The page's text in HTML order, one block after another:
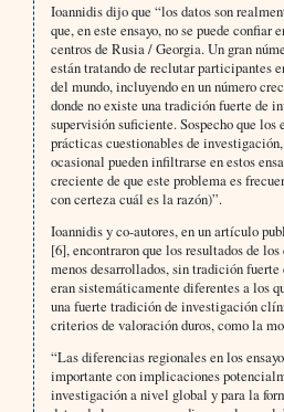
Ioannidis dijo que “los datos son
que, en este ensayo, no se puede confiar
centros de Rusia / Georgia. Un gran
están tratando de reclutar participantes
del mundo, incluyendo en un número
donde no existe una tradición fuerte de
supervisión suficiente. Sospecho que los
prácticas cuestionables de
ocasional pueden infiltrarse en estos
creciente de que este problema es
con certeza cuál es la razón)”.
Ioannidis y co-autores, en un artículo
[6], encontraron que los resultados de
menos desarrollados, sin tradición
eran sistemáticamente diferentes a los
una fuerte tradición de investigación
criterios de valoración duros, como la
“Las diferencias regionales en los
importante con implicaciones
investigación a nivel global y para la